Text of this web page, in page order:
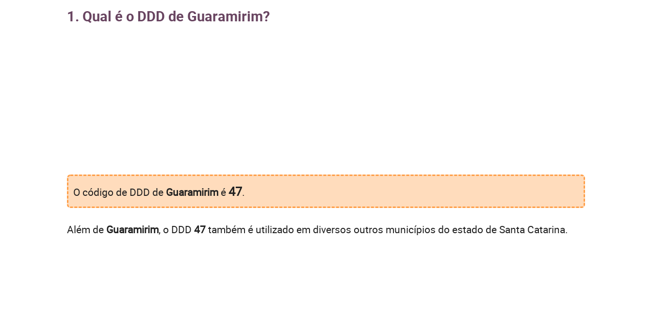
1. Qual é o DDD de Guaramirim?
O código de DDD de Guaramirim é47.
Além de Guaramirim, o DDD 47também é utilizado em diversos outros municípios do estado de Santa Catarina.